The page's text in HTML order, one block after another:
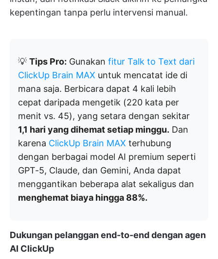
kepentingan tanpa perlu intervensi manual.
💡 Tips Pro: Gunakan fitur Talk to Text dari
ClickUp Brain MAX untuk mencatat ide di
mana saja. Berbicara dapat 4 kali lebih
cepat daripada mengetik (220 kata per
menit vs. 45), yang setara dengan sekitar
1,1 hari yang dihemat setiap minggu. Dan
karena ClickUp Brain MAX terhubung
dengan berbagai model AI premium seperti
GPT-5, Claude, dan Gemini, Anda dapat
menggantikan beberapa alat sekaligus dan
menghemat biaya hingga 88%.
Dukungan pelanggan end-to-end dengan agen
AI ClickUp